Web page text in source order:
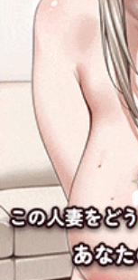
Powered by livedoor 相